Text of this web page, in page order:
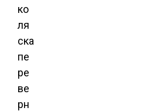
ко
ля
ска
пе
ре
ве
рн